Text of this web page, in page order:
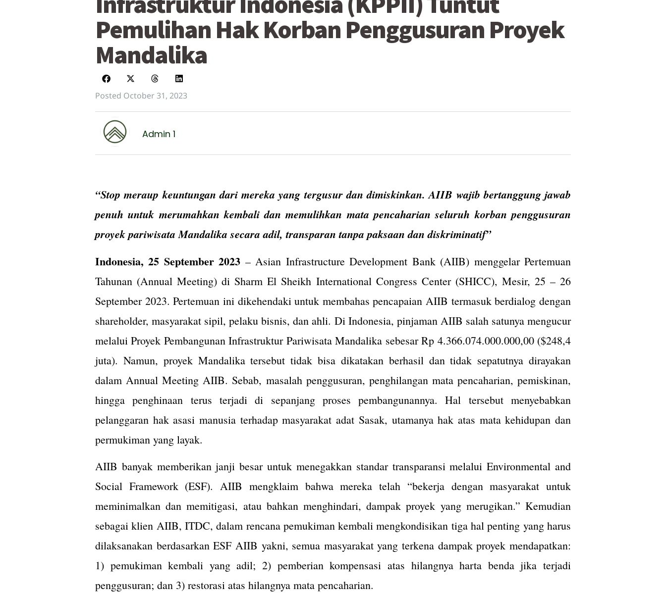
Pemulihan Hak Korban Penggusuran Proyek
Mandalika
Posted October 31, 2023
Admin 1
“Stop meraup keuntungan dari mereka yang tergusur dan dimiskinkan. AIIB wajib bertanggung jawab
penuh untuk merumahkan kembali dan memulihkan mata pencaharian seluruh korban penggusuran
proyek pariwisata Mandalika secara adil, transparan tanpa paksaan dan diskriminatif”
Indonesia, 25 September 2023 – Asian Infrastructure Development Bank (AIIB) menggelar Pertemuan
Tahunan (Annual Meeting) di Sharm El Sheikh International Congress Center (SHICC), Mesir, 25 – 26
September 2023. Pertemuan ini dikehendaki untuk membahas pencapaian AIIB termasuk berdialog dengan
shareholder, masyarakat sipil, pelaku bisnis, dan ahli. Di Indonesia, pinjaman AIIB salah satunya mengucur
melalui Proyek Pembangunan Infrastruktur Pariwisata Mandalika sebesar Rp 4.366.074.000.000,00 ($248,4
juta). Namun, proyek Mandalika tersebut tidak bisa dikatakan berhasil dan tidak sepatutnya dirayakan
dalam Annual Meeting AIIB. Sebab, masalah penggusuran, penghilangan mata pencaharian, pemiskinan,
hingga penghinaan terus terjadi di sepanjang proses pembangunannya. Hal tersebut menyebabkan
pelanggaran hak asasi manusia terhadap masyarakat adat Sasak, utamanya hak atas mata kehidupan dan
permukiman yang layak.
AIIB banyak memberikan janji besar untuk menegakkan standar transparansi melalui Environmental and
Social Framework (ESF). AIIB mengklaim bahwa mereka telah “bekerja dengan masyarakat untuk
meminimalkan dan memitigasi, atau bahkan menghindari, dampak proyek yang merugikan.” Kemudian
sebagai klien AIIB, ITDC, dalam rencana pemukiman kembali mengkondisikan tiga hal penting yang harus
dilaksanakan berdasarkan ESF AIIB yakni, semua masyarakat yang terkena dampak proyek mendapatkan:
1) pemukiman kembali yang adil; 2) pemberian kompensasi atas hilangnya harta benda jika terjadi
penggusuran; dan 3) restorasi atas hilangnya mata pencaharian.